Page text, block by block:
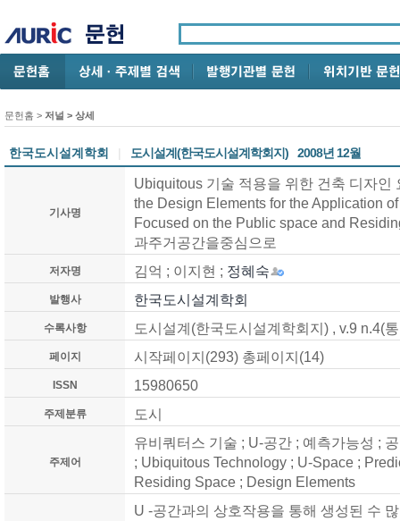
문헌홈 > 저널 > 상세
한국도시설계학회 | 도시설계(한국도시설계학회지) 2008년 12월
기사명
Ubiquitous 기술 적용을 위한 건축 디자인
the Design Elements for the Application
Focused on the Public space and
과주거공간을중심으로
저자명 김억 ; 이지현 ; 정혜숙
발행사 한국도시설계학회
수록사항 도시설계(한국도시설계학회지) , v.9 n.4(
페이지 시작페이지(293) 총페이지(14)
ISSN 15980650
주제분류 도시
주제어
유비쿼터스 기술 ; U-공간 ; 예측가능성 ;
; Ubiquitous Technology ; U-Space ;
Residing Space ; Design Elements
U -공간과의 상호작용을 통해 생성된 수